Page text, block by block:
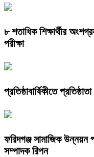
৮ শতাধিক শিক্ষার্থীর
পরীক্ষা
প্রতিষ্ঠাবার্ষিকীতে
ফরিদগঞ্জ সামাজিক উন্নয়ন
সম্পাদক রিপন